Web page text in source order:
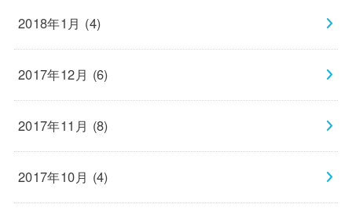
2018年1月 (4)
2017年12月 (6)
2017年11月 (8)
2017年10月 (4)